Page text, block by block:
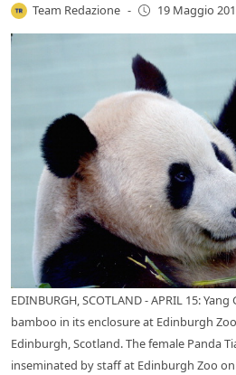
Team Redazione - 19 Maggio
EDINBURGH, SCOTLAND - APRIL 15:
bamboo in its enclosure at Edinburgh
Edinburgh, Scotland. The female Panda
inseminated by staff at Edinburgh Zoo